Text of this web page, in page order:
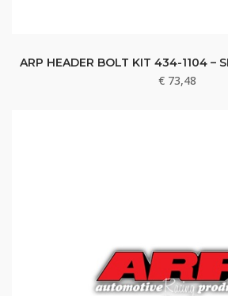
ARP HEADER BOLT KIT 434-1104 –
€ 73,48